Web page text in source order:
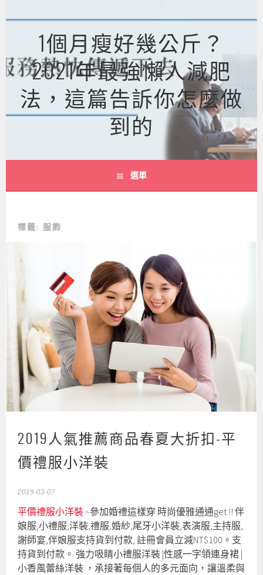
至
內
容
1個月瘦好幾公斤？
2021年最強懶人減肥
法，這篇告訴你怎麼做
到的
選單
標籤: 服飾
2019人氣推薦商品春夏大折扣-平
價禮服小洋裝
2019-03-07
平價禮服小洋裝 ~參加婚禮這樣穿 時尚優雅通通get‎ !! 伴
娘服,小禮服,洋裝,禮服,婚紗,尾牙小洋裝,表演服,主持服,
謝師宴,伴娘服支持貨到付款, 註冊會員立減NT$100。支
持貨到付款。 強力吸睛小禮服洋裝 |性感一字領連身裙 |
小香風蕾絲洋裝‎ ，承接著每個人的多元面向，讓溫柔與